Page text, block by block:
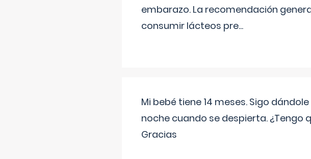
embarazo. La recomendación
consumir lácteos pre...
Mi bebé tiene 14 meses. Sigo
noche cuando se despierta. ¿Tengo
Gracias